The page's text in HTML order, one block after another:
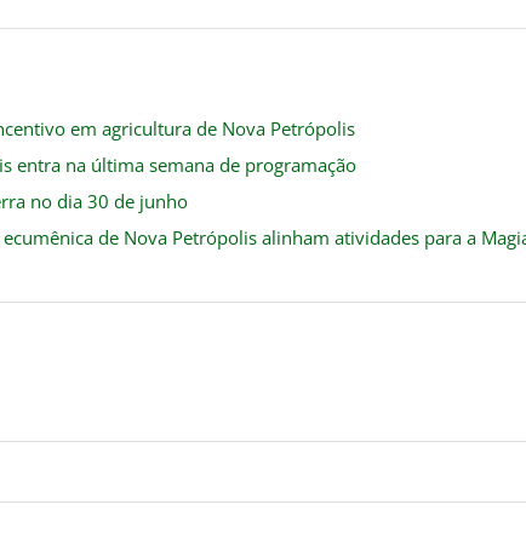
em agricultura de Nova Petrópolis
entra na última semana de programação
no dia 30 de junho
de Nova Petrópolis alinham atividades para a